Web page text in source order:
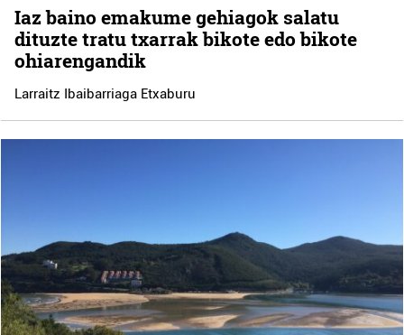
Iaz baino emakume gehiagok salatu
dituzte tratu txarrak bikote edo bikote
ohiarengandik
Larraitz Ibaibarriaga Etxaburu